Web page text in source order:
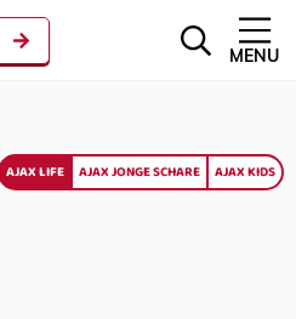
MENU
AJAX LIFE AJAX JONGE SCHARE AJAX KIDS